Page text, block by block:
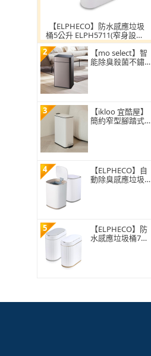
【ELPHECO】防水感應垃圾
桶5公升 ELPH5711(窄身設計/
小容量/小空間適用)
2
【mo select】智
能除臭殺菌不鏽鋼
3
【ikloo 宜酷屋】
簡約窄型腳踏式垃
4
【ELPHECO】自
動除臭感應垃圾桶
5
【ELPHECO】防
水感應垃圾桶7公